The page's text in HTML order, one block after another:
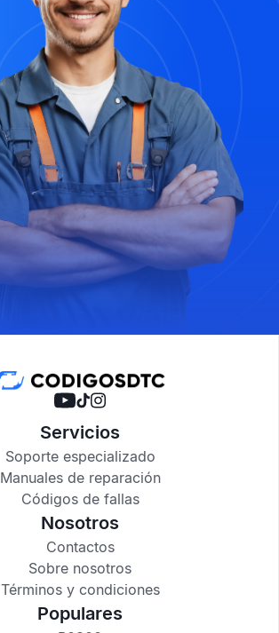
Servicios
Soporte especializado
Manuales de reparación
Códigos de fallas
Nosotros
Contactos
Sobre nosotros
Términos y condiciones
Populares